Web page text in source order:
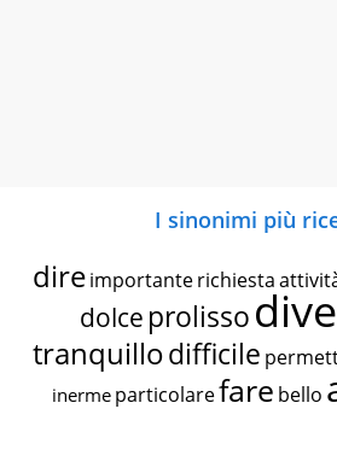
I sinonimi più
dire importante richiesta
dolce prolisso
tranquillodifficile
inerme particolarefare bello